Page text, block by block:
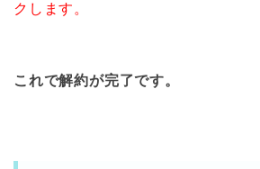
クします。
これで解約が完了です。